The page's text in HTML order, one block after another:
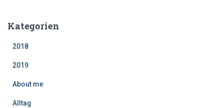
Kategorien
2018
2019
About me
Alltag